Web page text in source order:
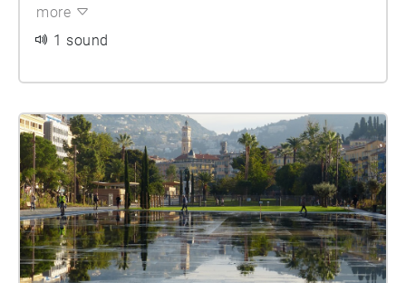
more
1 sound